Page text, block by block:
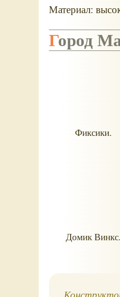
Материал:
Город
Фиксики.
Домик Винкс.